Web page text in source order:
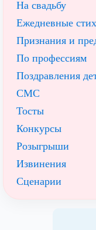
На свадьбу
Ежедневные
Признания и
По профессиям
Поздравления
СМС
Тосты
Конкурсы
Розыгрыши
Извинения
Сценарии